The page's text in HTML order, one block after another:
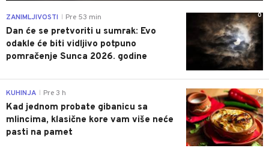
0
ZANIMLJIVOSTI Pre 53 min
Dan će se pretvoriti u sumrak: Evo
odakle će biti vidljivo potpuno
pomračenje Sunca 2026. godine
0
KUHINJA Pre 3 h
Kad jednom probate gibanicu sa
mlincima, klasične kore vam više neće
pasti na pamet